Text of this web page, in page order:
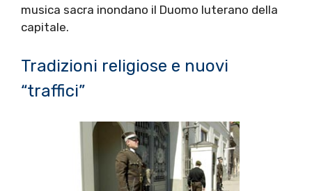
musica sacra inondano il Duomo luterano della
capitale.
Tradizioni religiose e nuovi
“traffici”